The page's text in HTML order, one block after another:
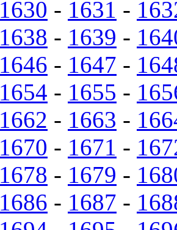
1630 - 1631 -
1638 - 1639 -
1646 - 1647 -
1654 - 1655 -
1662 - 1663 -
1670 - 1671 -
1678 - 1679 -
1686 - 1687 -